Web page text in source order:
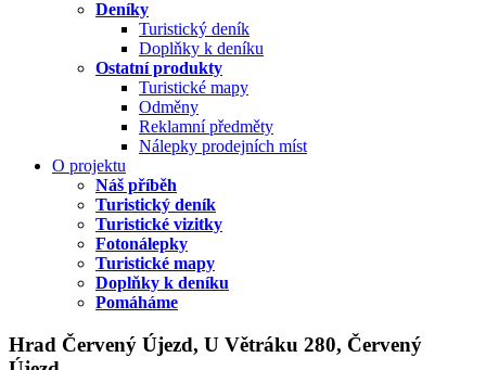
Deníky
Turistický deník
Doplňky k deníku
Ostatní produkty
Turistické mapy
Odměny
Reklamní předměty
Nálepky prodejních míst
O projektu
Náš příběh
Turistický deník
Turistické vizitky
Fotonálepky
Turistické mapy
Doplňky k deníku
Pomáháme
Hrad Červený Újezd, U Větráku 280, Červený